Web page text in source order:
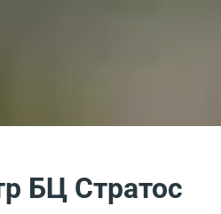
БЦ Стратос